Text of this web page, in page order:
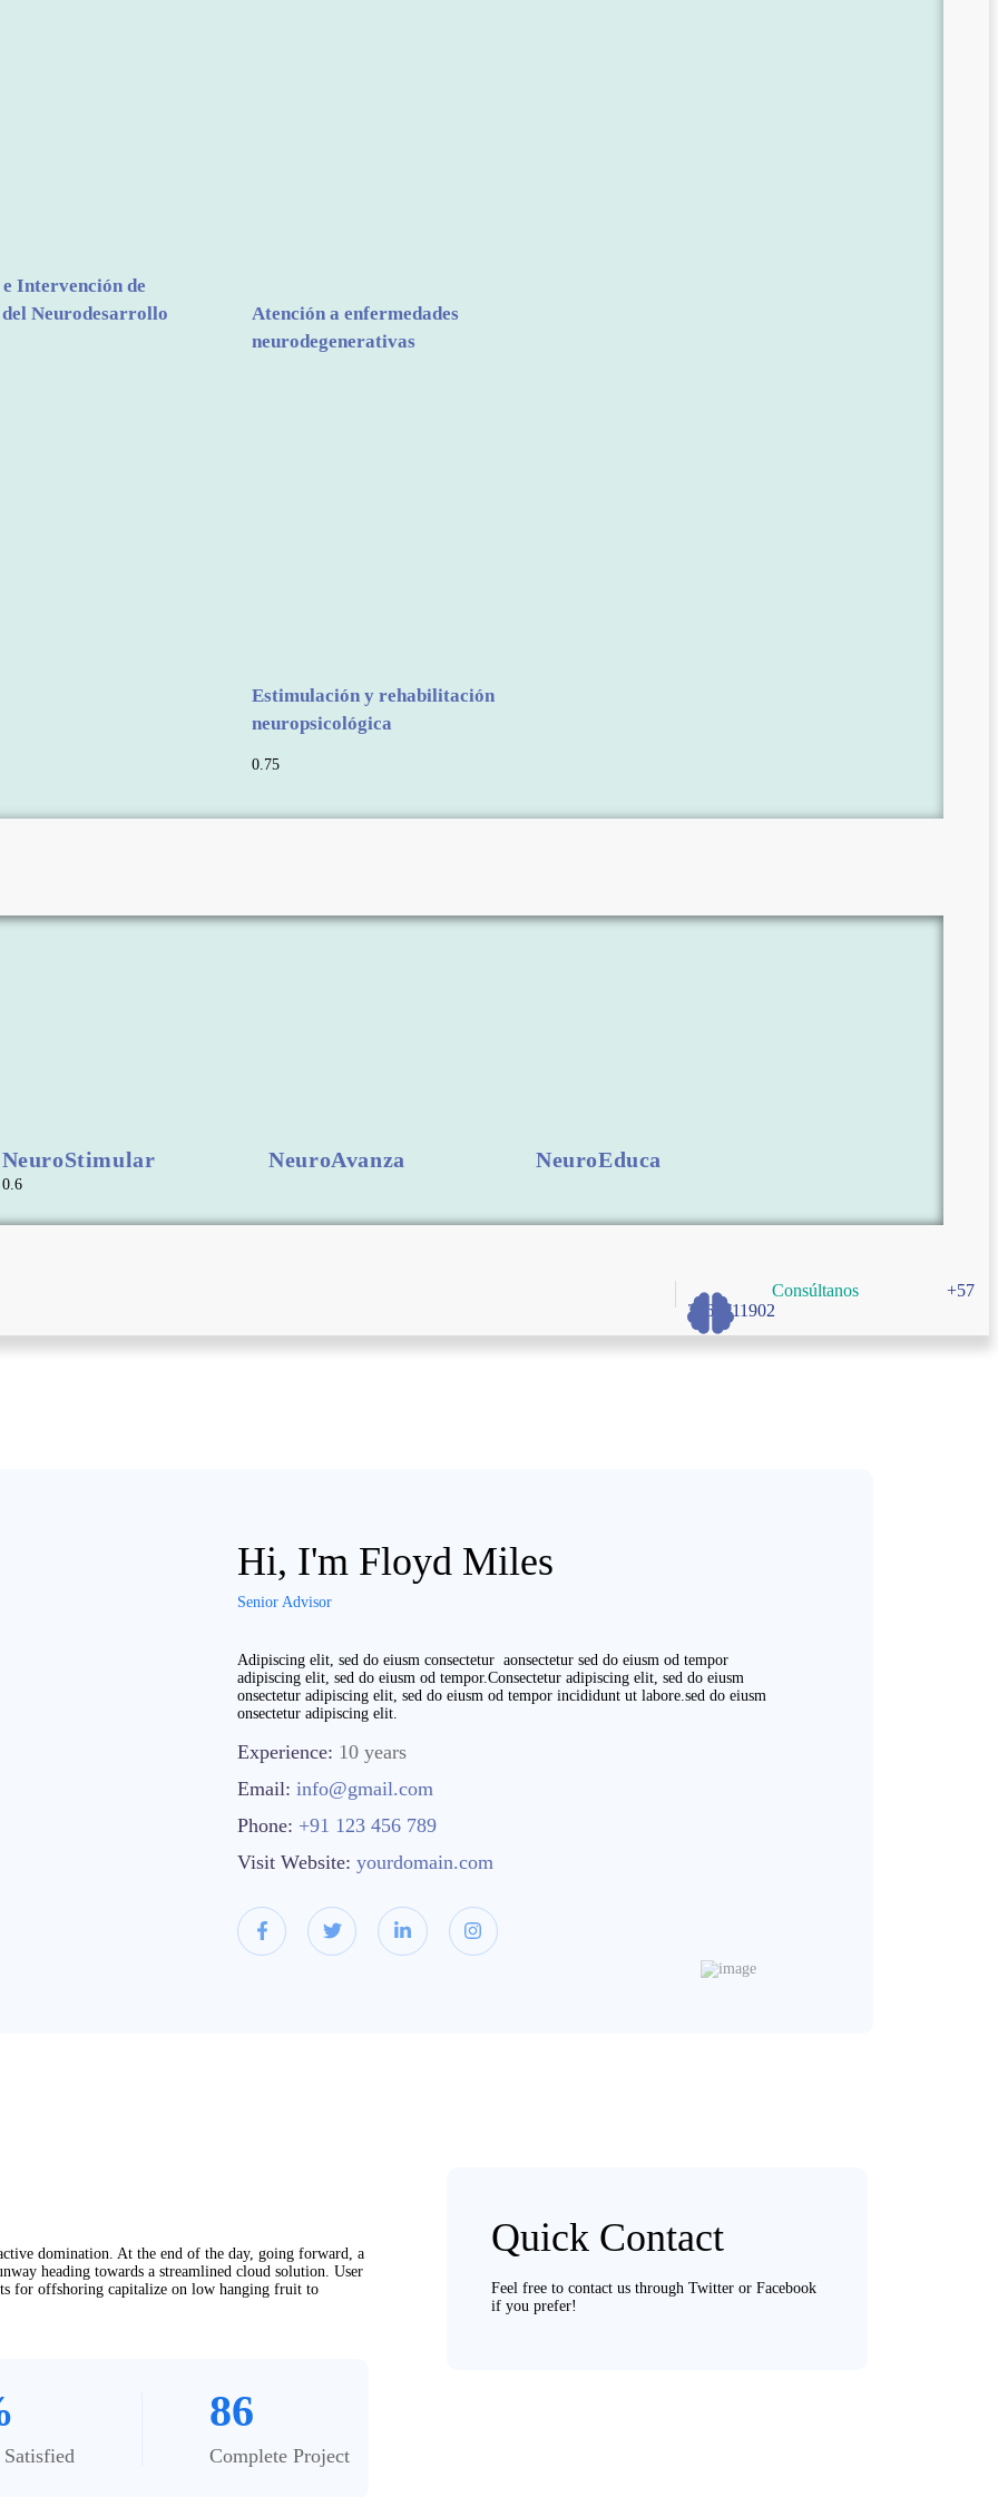
Intervención de
Neurodesarrollo
Atención a enfermedades
neurodegenerativas
Estimulación y rehabilitación
neuropsicológica
NeuroStimular NeuroAvanza NeuroEduca
Consúltanos
+57
3166711902
Hi, I'm Floyd Miles
Senior Advisor
Adipiscing elit, sed do eiusm consectetur aonsectetur sed do eiusm od tempor
adipiscing elit, sed do eiusm od tempor.Consectetur adipiscing elit, sed do eiusm
onsectetur adipiscing elit, sed do eiusm od tempor incididunt ut labore.sed do eiusm
onsectetur adipiscing elit.
Experience: 10 years
Email: info@gmail.com
Phone: +91 123 456 789
Visit Website: yourdomain.com
domination. At the end of the day, going forward, a
heading towards a streamlined cloud solution. User
for offshoring capitalize on low hanging fruit to
86
Complete Project
Quick Contact
Feel free to contact us through Twitter or Facebook
if you prefer!